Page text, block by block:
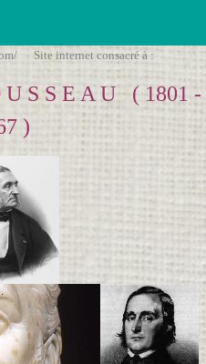
Site internet consacré à :
S S E A U ( 1801 -
)